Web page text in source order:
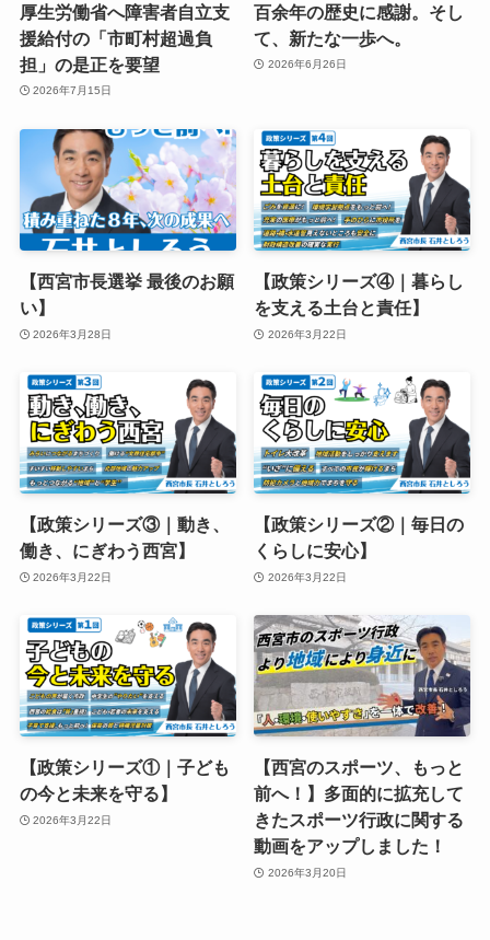
厚生労働省へ障害者自立支
援給付の「市町村超過負
担」の是正を要望
2026年7月15日
百余年の歴史に感謝。そし
て、新たな一歩へ。
2026年6月26日
【西宮市長選挙 最後のお願
い】
2026年3月28日
【政策シリーズ④｜暮らし
を支える土台と責任】
2026年3月22日
【政策シリーズ③｜動き、
働き、にぎわう西宮】
2026年3月22日
【政策シリーズ②｜毎日の
くらしに安心】
2026年3月22日
【政策シリーズ①｜子ども
の今と未来を守る】
2026年3月22日
【西宮のスポーツ、もっと
前へ！】多面的に拡充して
きたスポーツ行政に関する
動画をアップしました！
2026年3月20日